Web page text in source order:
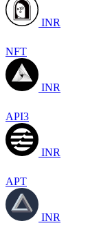
INR
NFT
INR
API3
INR
APT
INR